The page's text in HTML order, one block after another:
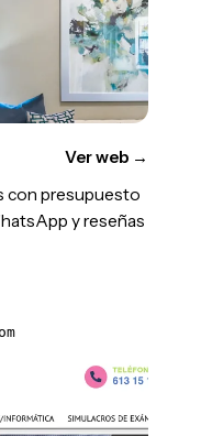
Ver web →
con presupuesto
y reseñas